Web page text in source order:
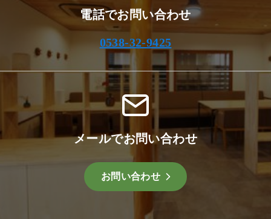
電話でお問い合わせ
0538-32-9425
メールでお問い合わせ
お問い合わせ